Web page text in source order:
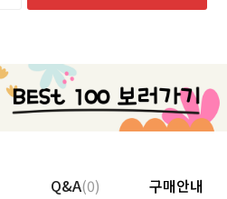
Q&A(0) 구매안내